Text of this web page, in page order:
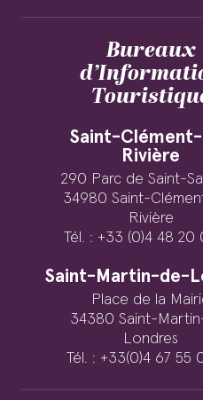
Bureaux
Saint-
Rivière
290 Parc de Saint-
34980 Saint-
Rivière
Tél. : +33 (0)4 48 20
Saint-Martin-de-
Place de la
34380 Saint-
Londres
Tél. : +33(0)4 67 55